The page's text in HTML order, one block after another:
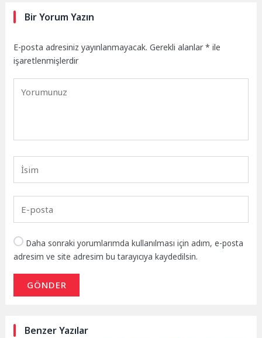
Bir Yorum Yazın
E-posta adresiniz yayınlanmayacak. Gerekli alanlar* ile
işaretlenmişlerdir
Daha sonraki yorumlarımda kullanılması için adım, e-posta
adresim ve site adresim bu tarayıcıya kaydedilsin.
GÖNDER
Benzer Yazılar